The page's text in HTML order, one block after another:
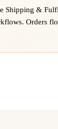
Shipping &
Orders